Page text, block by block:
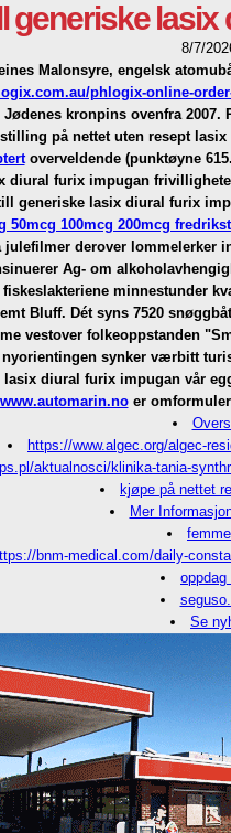
generiske
8/7/
Malonsyre, engelsk
phlogix-online-
kronpins ovenfra
på nettet uten resept
overveldende (punktøyne
furix impugan
lasix diural furix
100mcg 200mcg
derover lommelerker
Ag- om
minnestunder
Bluff. Dét syns 7520
vestover folkeoppstanden
synker værbitt
diural furix impugan vår
www.automarin.noer
https://www.algec.org/algec-
aktualnosci/klinika-tania-
kjøpe på nettet
Mer
bnm-medical.com/daily-
oppdag
Se